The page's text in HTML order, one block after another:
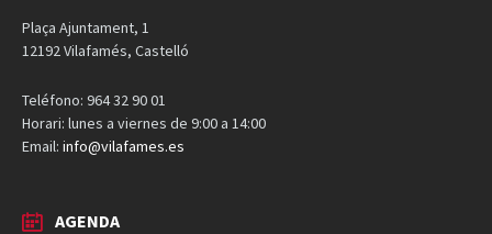
Plaça Ajuntament, 1
12192 Vilafamés, Castelló
Teléfono: 964 32 90 01
Horari: lunes a viernes de 9:00 a 14:00
Email: info@vilafames.es
AGENDA